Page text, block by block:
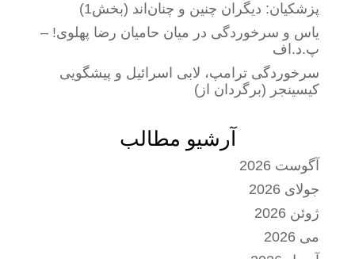
پزشکیان: دیگران چنین و چنان‌اند (بخش1)
یاس و سرخوردگی در میان حامیان رضا پهلوی! –
پ.د.اف
سرخوردگی ترامپ، لابی اسرائیل و پیشگویی
کیسینجر (برگردان از)
آرشیو مطالب
آگوست 2026
جولای 2026
ژوئن 2026
می 2026